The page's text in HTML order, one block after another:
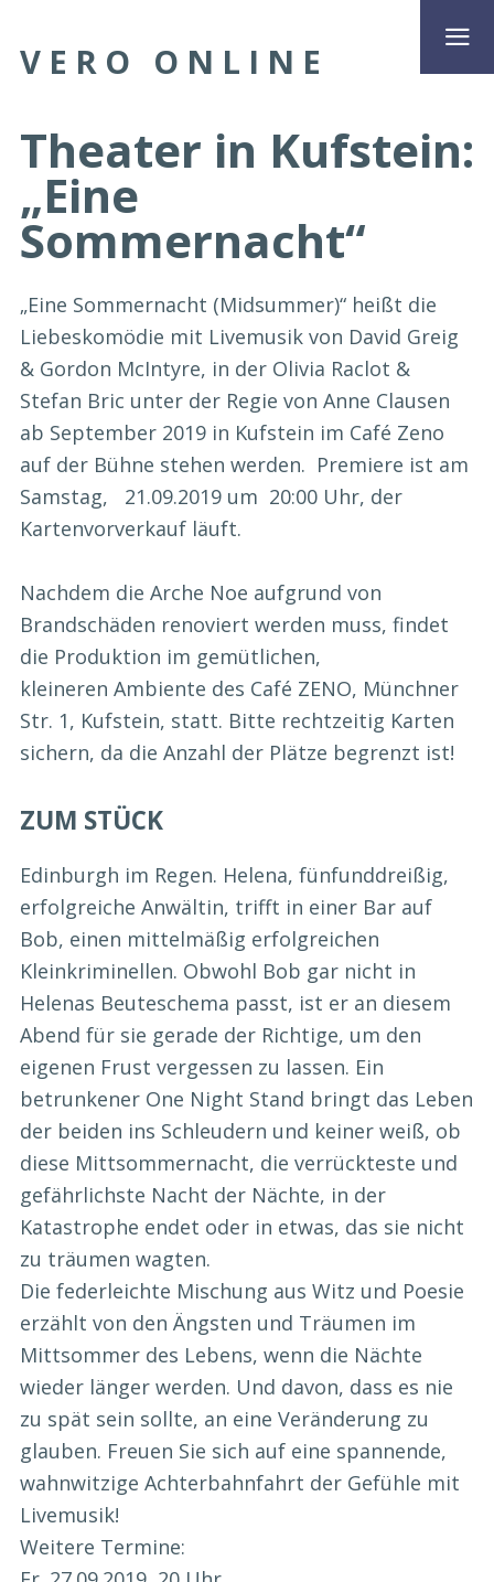
VERO ONLINE
Theater in Kufstein:
„Eine
Sommernacht“
„Eine Sommernacht (Midsummer)“ heißt die
Liebeskomödie mit Livemusik von David Greig
& Gordon McIntyre, in der Olivia Raclot &
Stefan Bric unter der Regie von Anne Clausen
ab September 2019 in Kufstein im Café Zeno
auf der Bühne stehen werden. Premiere ist am
Samstag, 21.09.2019 um 20:00 Uhr, der
Kartenvorverkauf läuft.
Nachdem die Arche Noe aufgrund von
Brandschäden renoviert werden muss, findet
die Produktion im gemütlichen,
kleineren Ambiente des Café ZENO, Münchner
Str. 1, Kufstein, statt. Bitte rechtzeitig Karten
sichern, da die Anzahl der Plätze begrenzt ist!
ZUM STÜCK
Edinburgh im Regen. Helena, fünfunddreißig,
erfolgreiche Anwältin, trifft in einer Bar auf
Bob, einen mittelmäßig erfolgreichen
Kleinkriminellen. Obwohl Bob gar nicht in
Helenas Beuteschema passt, ist er an diesem
Abend für sie gerade der Richtige, um den
eigenen Frust vergessen zu lassen. Ein
betrunkener One Night Stand bringt das Leben
der beiden ins Schleudern und keiner weiß, ob
diese Mittsommernacht, die verrückteste und
gefährlichste Nacht der Nächte, in der
Katastrophe endet oder in etwas, das sie nicht
zu träumen wagten.
Die federleichte Mischung aus Witz und Poesie
erzählt von den Ängsten und Träumen im
Mittsommer des Lebens, wenn die Nächte
wieder länger werden. Und davon, dass es nie
zu spät sein sollte, an eine Veränderung zu
glauben. Freuen Sie sich auf eine spannende,
wahnwitzige Achterbahnfahrt der Gefühle mit
Livemusik!
Weitere Termine: